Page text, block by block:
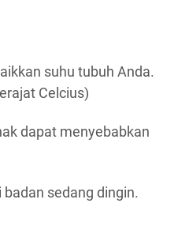
suhu tubuh Anda.
Celcius)
dapat menyebabkan
sedang dingin.